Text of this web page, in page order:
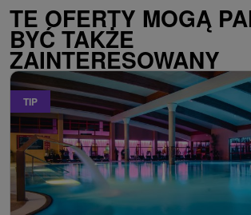
TE OFERTY MOGĄ
BYĆ TAKŻE
ZAINTERESOWANY
TIP